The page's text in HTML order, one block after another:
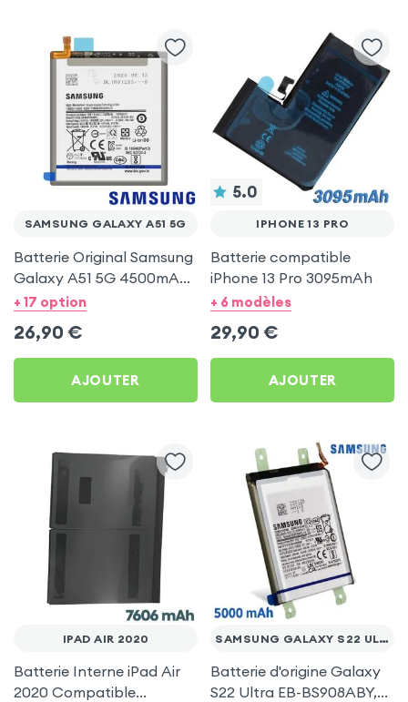
SAMSUNG GALAXY A51 5G
Batterie Original Samsung
Galaxy A51 5G 4500mAh,
EB-BA516ABY (Service
+ 17 option
26,90 €
AJOUTER
5.0
IPHONE 13 PRO
Batterie compatible
iPhone 13 Pro 3095mAh
+ 6 modèles
29,90 €
AJOUTER
IPAD AIR 2020
Batterie Interne iPad Air
2020 Compatible
SAMSUNG GALAXY S22 ULTRA
Batterie d'origine Galaxy
S22 Ultra EB-BS908ABY,